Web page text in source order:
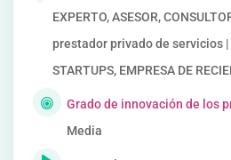
EXPERTO, ASESOR,
prestador privado de servicios |
STARTUPS, EMPRESA DE
Grado de innovación de los
Media